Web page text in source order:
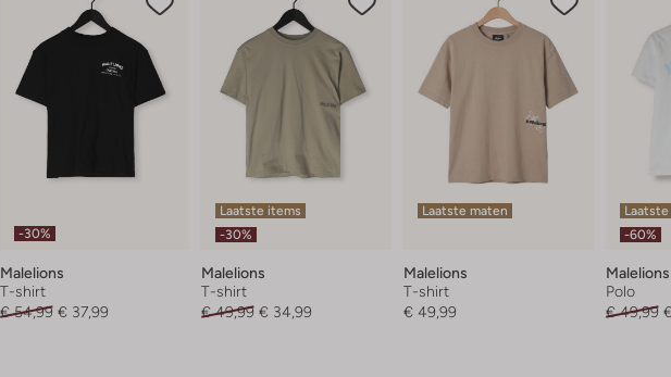
-30%
Malelions
T-shirt
€ 54,99 € 37,99
Laatste items
-30%
Malelions
T-shirt
€ 49,99 € 34,99
Laatste maten
Malelions
T-shirt
€ 49,99
-60%
Malelions
Polo
€ 49,99